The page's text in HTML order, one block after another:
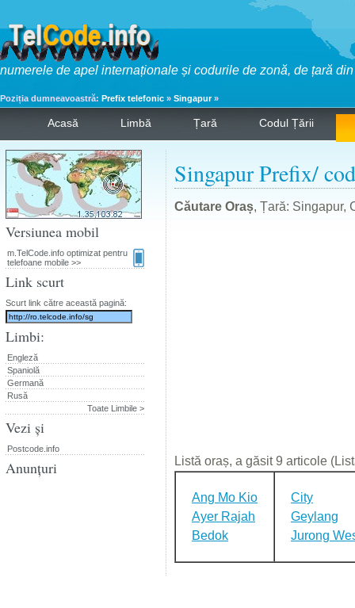
numerele de apel internaționale și codurile de zonă, de țară
Poziția dumneavoastră: Prefix telefonic » Singapur»
Acasă Limbă Țară Codul Țării
Singapur Prefix/
Căutare Oraș, Țară: Singapur,
Listă oraș, a găsit 9 articole
Ang Mo Kio
Ayer Rajah
Bedok
City
Geylang
Jurong
Versiunea mobil
m.TelCode.info optimizat pentru
telefoane mobile >>
Link scurt
Scurt link către această pagină:
Limbi:
Engleză
Spaniolă
Germană
Rusă
Toate Limbile >
Vezi și
Postcode.info
Anunțuri